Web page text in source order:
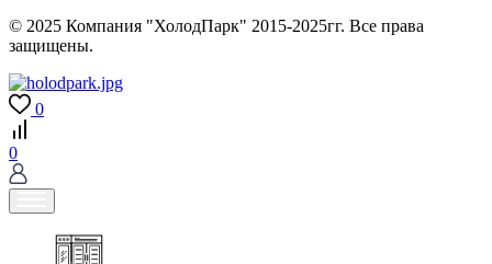
© 2025 Компания "ХолодПарк" 2015-2025гг. Все права
защищены.
0
0